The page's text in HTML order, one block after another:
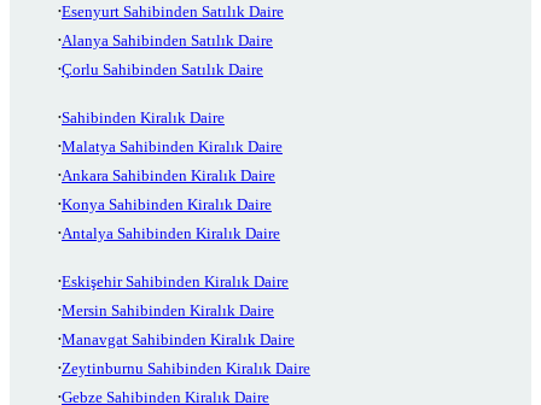
Esenyurt Sahibinden Satılık Daire
Alanya Sahibinden Satılık Daire
Çorlu Sahibinden Satılık Daire
Sahibinden Kiralık Daire
Malatya Sahibinden Kiralık Daire
Ankara Sahibinden Kiralık Daire
Konya Sahibinden Kiralık Daire
Antalya Sahibinden Kiralık Daire
Eskişehir Sahibinden Kiralık Daire
Mersin Sahibinden Kiralık Daire
Manavgat Sahibinden Kiralık Daire
Zeytinburnu Sahibinden Kiralık Daire
Gebze Sahibinden Kiralık Daire